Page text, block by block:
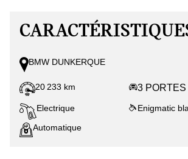
BMW DUNKERQUE
20 233 km 3 PORTES
Electrique
Enigmatic
Automatique